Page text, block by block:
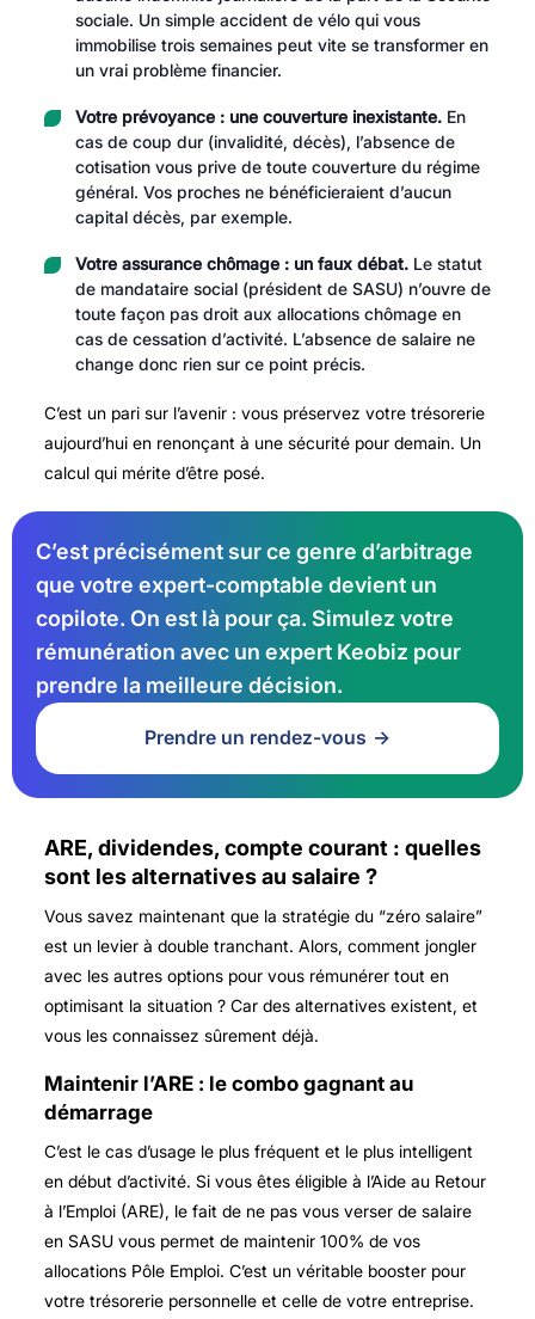
sociale. Un simple accident de vélo qui vous
immobilise trois semaines peut vite se transformer en
un vrai problème financier.
Votre prévoyance : une couverture inexistante.En
cas de coup dur (invalidité, décès), l’absence de
cotisation vous prive de toute couverture du régime
général. Vos proches ne bénéficieraient d’aucun
capital décès, par exemple.
Votre assurance chômage : un faux débat.Le statut
de mandataire social (président de SASU) n’ouvre de
toute façon pas droit aux allocations chômage en
cas de cessation d’activité. L’absence de salaire ne
change donc rien sur ce point précis.
C’est un pari sur l’avenir : vous préservez votre trésorerie
aujourd’hui en renonçant à une sécurité pour demain. Un
calcul qui mérite d’être posé.
C’est précisément sur ce genre d’arbitrage
que votre expert-comptable devient un
copilote. On est là pour ça. Simulez votre
rémunération avec un expert Keobiz pour
prendre la meilleure décision.
Prendre un rendez-vous
ARE, dividendes, compte courant : quelles
sont les alternatives au salaire ?
Vous savez maintenant que la stratégie du “zéro salaire”
est un levier à double tranchant. Alors, comment jongler
avec les autres options pour vous rémunérer tout en
optimisant la situation ? Car des alternatives existent, et
vous les connaissez sûrement déjà.
Maintenir l’ARE : le combo gagnant au
démarrage
C’est le cas d’usage le plus fréquent et le plus intelligent
en début d’activité. Si vous êtes éligible à l’Aide au Retour
à l’Emploi (ARE), le fait de ne pas vous verser de salaire
en SASU vous permet de maintenir 100% de vos
allocations Pôle Emploi. C’est un véritable booster pour
votre trésorerie personnelle et celle de votre entreprise.